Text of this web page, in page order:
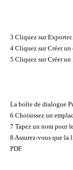
3 Cliquez sur Exporter.
4 Cliquez sur Créer un
5 Cliquez sur Créer un
La boîte de dialogue
6 Choisissez un
7 Tapez un nom pour
8 Assurez-vous que la
PDF.